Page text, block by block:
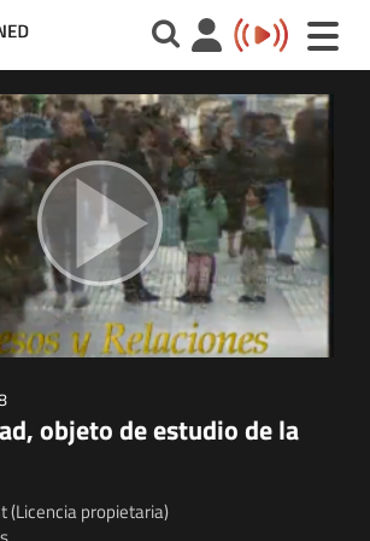
Toggle
objeto de estudio de la
(Licencia propietaria)